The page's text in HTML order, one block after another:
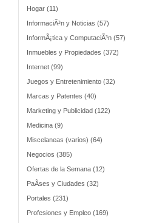
Hogar (11)
InformaciÃ³n y Noticias (57)
InformÃ¡tica y ComputaciÃ³n (57)
Inmuebles y Propiedades (372)
Internet (99)
Juegos y Entretenimiento (32)
Marcas y Patentes (40)
Marketing y Publicidad (122)
Medicina (9)
Miscelaneas (varios) (64)
Negocios (385)
Ofertas de la Semana (12)
PaÃ­ses y Ciudades (32)
Portales (231)
Profesiones y Empleo (169)